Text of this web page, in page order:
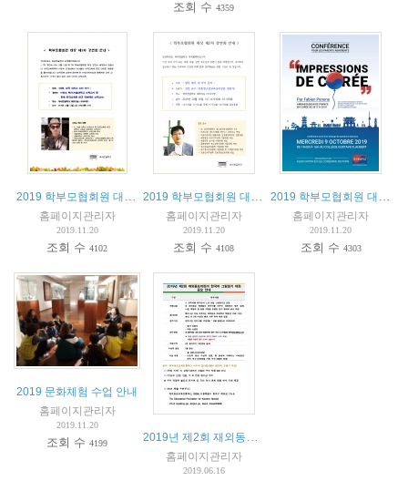
조회 수4359
홈페이지관리자
2019.11.20
조회 수4102
홈페이지관리자
2019.11.20
조회 수4108
홈페이지관리자
2019.11.20
조회 수 4303
2019 문화체험 수업 안내
홈페이지관리자
2019.11.20
조회 수4199
홈페이지관리자
2019.06.16